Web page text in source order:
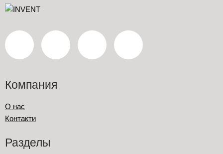
тает во рту, имеет приятный карамельный привкус и
молочный шоколад: сухое- молоко, масло-какао, а также
сахар, измельчённый в пудру;
шоколад Руби: редкий и необычный шоколад розового
цвета с ягодными нотками во вкусе.
шоколад разных форм и видов, как оптом, так и в розницу. Вся
изготовленная мировыми производителями. Мы готовы вам
помощью которого можно создать настоящие кулинарные
Компания
О нас
Контакти
Разделы